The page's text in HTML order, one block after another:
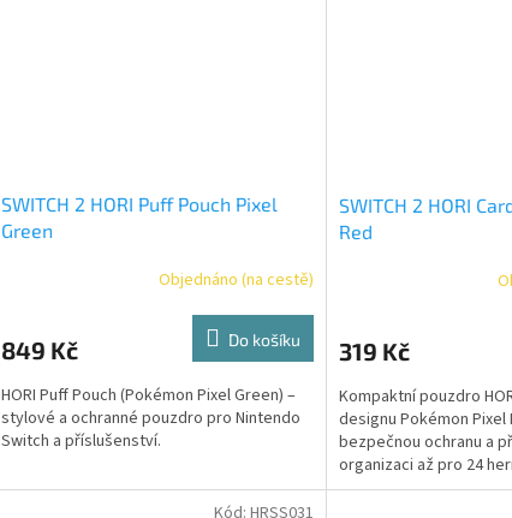
SWITCH 2 HORI Puff Pouch Pixel
Green
Objednáno (na cestě)
849 Kč Do košíku
HORI Puff Pouch (Pokémon Pixel Green) –
stylové a ochranné pouzdro pro Nintendo
Switch a příslušenství.
SWITCH 2 HORI
Red
319 Kč
Kompaktní pouzdro
designu Pokémon Pixel
bezpečnou ochranu a
organizaci až pro 24
Switch. Oficiálně
Nintendo a The